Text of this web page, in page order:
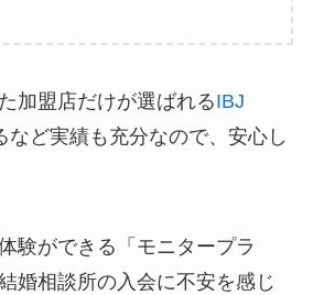
加盟店だけが選ばれるIBJ
など実績も充分なので、安心し
験ができる「モニタープラ
婚相談所の入会に不安を感じ